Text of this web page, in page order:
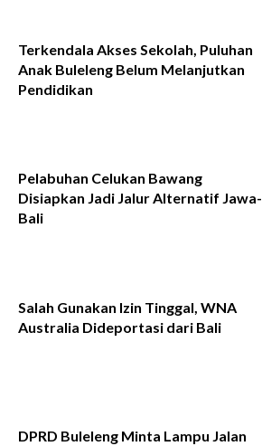
Terkendala Akses Sekolah, Puluhan
Anak Buleleng Belum Melanjutkan
Pendidikan
Pelabuhan Celukan Bawang
Disiapkan Jadi Jalur Alternatif Jawa-
Bali
Salah Gunakan Izin Tinggal, WNA
Australia Dideportasi dari Bali
DPRD Buleleng Minta Lampu Jalan